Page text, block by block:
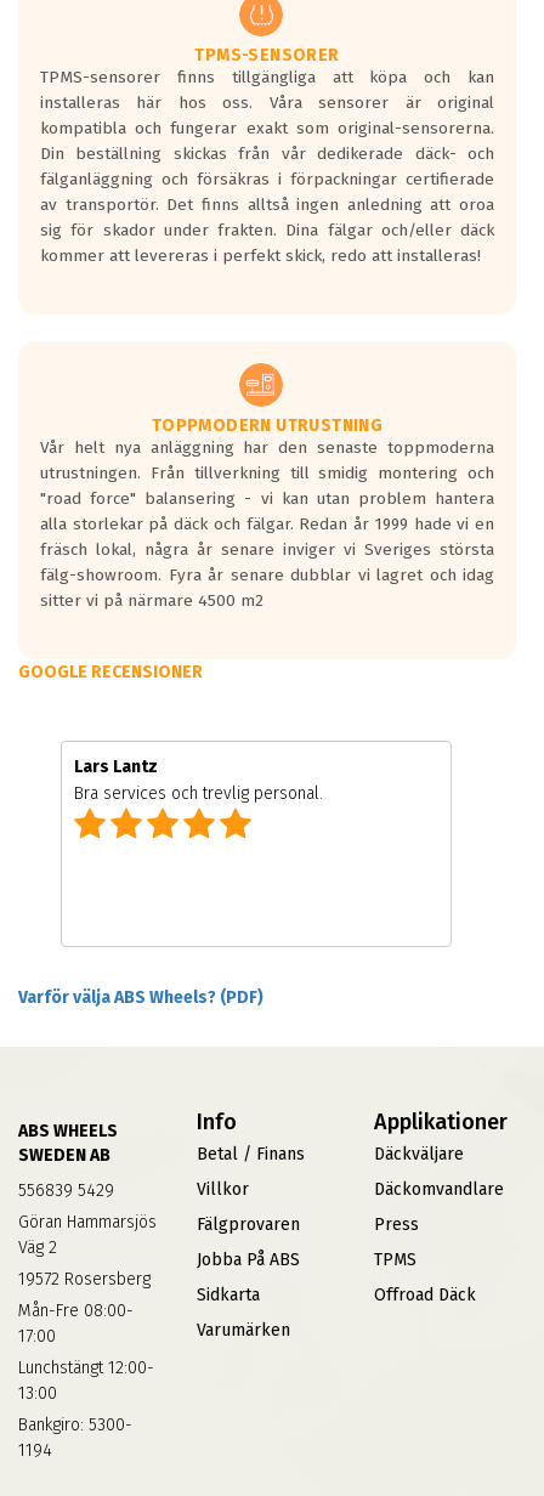
Ett däck med två svarta vågor är redan
godkända för år 2016 nya regelverk.
Ett däck med en svart våg kommer vara
minst tre decibel tystare än det
regelverk som börjar gälla 2016.
TPMS-SENSORER
TPMS-sensorer finns tillgängliga att köpa och kan
installeras här hos oss. Våra sensorer är original
kompatibla och fungerar exakt som original-sensorerna.
Din beställning skickas från vår dedikerade däck- och
fälganläggning och försäkras i förpackningar certifierade
av transportör. Det finns alltså ingen anledning att oroa
sig för skador under frakten. Dina fälgar och/eller däck
kommer att levereras i perfekt skick, redo att installeras!
TOPPMODERN UTRUSTNING
Vår helt nya anläggning har den senaste toppmoderna
utrustningen. Från tillverkning till smidig montering och
"road force" balansering - vi kan utan problem hantera
alla storlekar på däck och fälgar. Redan år 1999 hade vi en
fräsch lokal, några år senare inviger vi Sveriges största
fälg-showroom. Fyra år senare dubblar vi lagret och idag
sitter vi på närmare 4500 m2
GOOGLE RECENSIONER
Lars Lantz
Bra services och trevlig personal.
Varför välja ABS Wheels? (PDF)
ABS WHEELS
SWEDEN AB
556839 5429
Göran Hammarsjös
Väg 2
19572 Rosersberg
Mån-Fre 08:00-
17:00
Lunchstängt 12:00-
13:00
Bankgiro: 5300-
1194
Info
Betal / Finans
Villkor
Fälgprovaren
Jobba På ABS
Sidkarta
Varumärken
Applikationer
Däckväljare
Däckomvandlare
Press
TPMS
Offroad Däck